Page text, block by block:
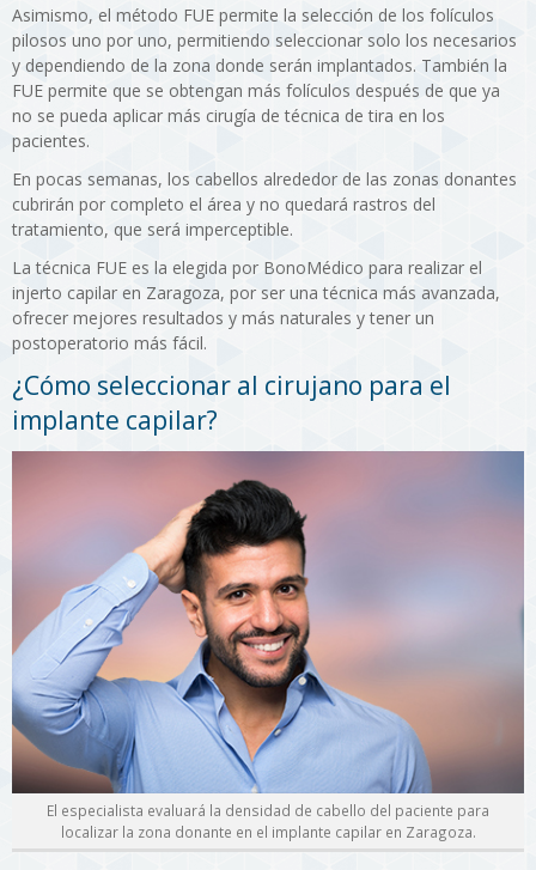
Asimismo, el método FUE permite la selección de los folículos
pilosos uno por uno, permitiendo seleccionar solo los necesarios
y dependiendo de la zona donde serán implantados. También la
FUE permite que se obtengan más folículos después de que ya
no se pueda aplicar más cirugía de técnica de tira en los
pacientes.
En pocas semanas, los cabellos alrededor de las zonas donantes
cubrirán por completo el área y no quedará rastros del
tratamiento, que será imperceptible.
La técnica FUE es la elegida por BonoMédico para realizar el
injerto capilar en Zaragoza, por ser una técnica más avanzada,
ofrecer mejores resultados y más naturales y tener un
postoperatorio más fácil.
¿Cómo seleccionar al cirujano para el
implante capilar?
El especialista evaluará la densidad de cabello del paciente para
localizar la zona donante en el implante capilar en Zaragoza.